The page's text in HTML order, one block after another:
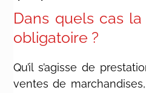
Dans quels cas
obligatoire ?
Qu’il s’agisse de
ventes de marchandises,